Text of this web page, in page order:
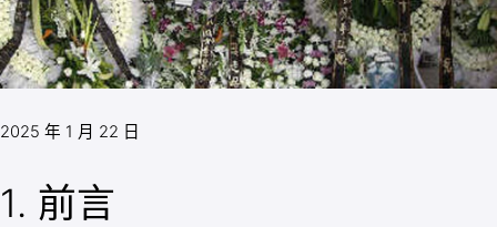
2025 年 1 月 22 日
1. 前言